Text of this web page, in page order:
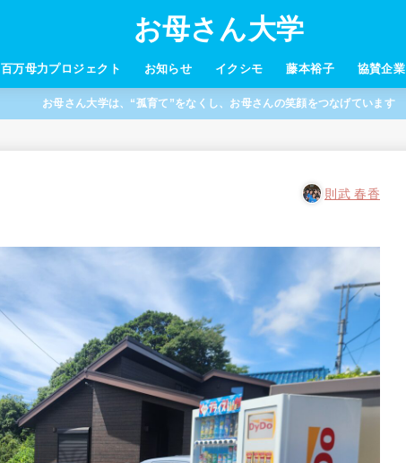
お母さん大学
百万母力プロジェクト お知らせ イクシモ 藤本裕子 協賛企業
お母さん大学は、“孤育て”をなくし、お母さんの笑顔をつなげています
則武 春香